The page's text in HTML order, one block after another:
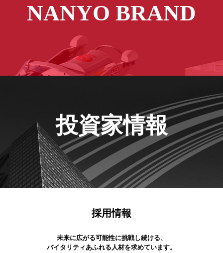
NANYO BRAND
投資家情報
採用情報
未来に広がる可能性に挑戦し続ける、
バイタリティあふれる人材を求めています。